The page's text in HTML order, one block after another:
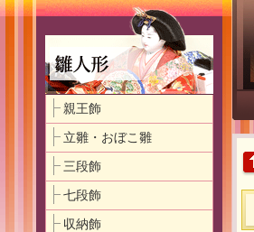
親王飾
立雛・おぼこ雛
三段飾
七段飾
収納飾